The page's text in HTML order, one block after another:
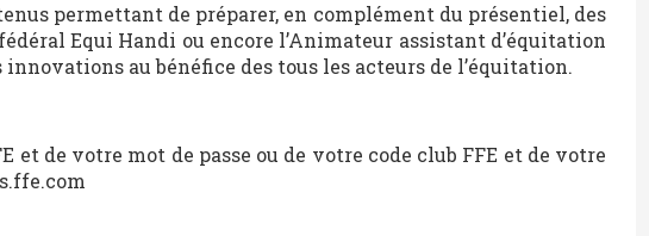
permettant de préparer, en complément du présentiel, des
Equi Handi ou encore l’Animateur assistant d’équitation
au bénéfice des tous les acteurs de l’équitation.
et de votre mot de passe ou de votre code club FFE et de votre